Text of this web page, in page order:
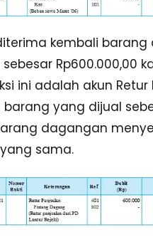
kembali
sebesar Rp600.000,00
ini adalah akun
yang dijual
dagangan
sama.